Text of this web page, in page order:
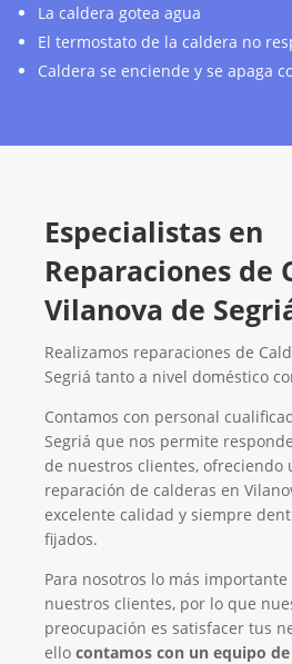
La caldera gotea agua
El termostato de la caldera no
Caldera se enciende y se apaga
Especialistas en
Reparaciones de
Vilanova de
Realizamos reparaciones de
Segriá tanto a nivel doméstico
Contamos con personal
Segriá que nos permite
de nuestros clientes, ofreciendo
reparación de calderas en
excelente calidad y siempre
fijados.
Para nosotros lo más
nuestros clientes, por lo que
preocupación es satisfacer tus
ello contamos con un equipo